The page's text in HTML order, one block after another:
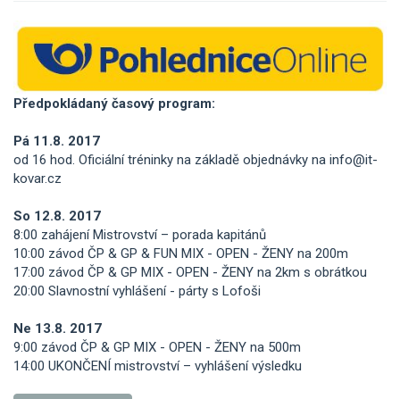
Předpokládaný časový program:
Pá 11.8. 2017
od 16 hod. Oficiální tréninky na základě objednávky na info@it-
kovar.cz
So 12.8. 2017
8:00 zahájení Mistrovství – porada kapitánů
10:00 závod ČP & GP & FUN MIX - OPEN - ŽENY na 200m
17:00 závod ČP & GP MIX - OPEN - ŽENY na 2km s obrátkou
20:00 Slavnostní vyhlášení - párty s Lofoši
Ne 13.8. 2017
9:00 závod ČP & GP MIX - OPEN - ŽENY na 500m
14:00 UKONČENÍ mistrovství – vyhlášení výsledku